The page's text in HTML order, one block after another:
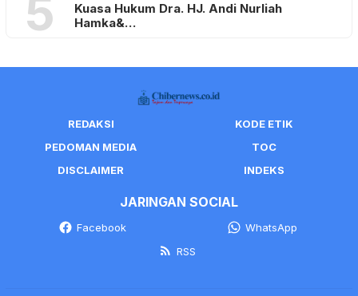
5
Kuasa Hukum Dra. HJ. Andi Nurliah
Hamka&…
REDAKSI
KODE ETIK
PEDOMAN MEDIA
TOC
DISCLAIMER
INDEKS
JARINGAN SOCIAL
Facebook
WhatsApp
RSS